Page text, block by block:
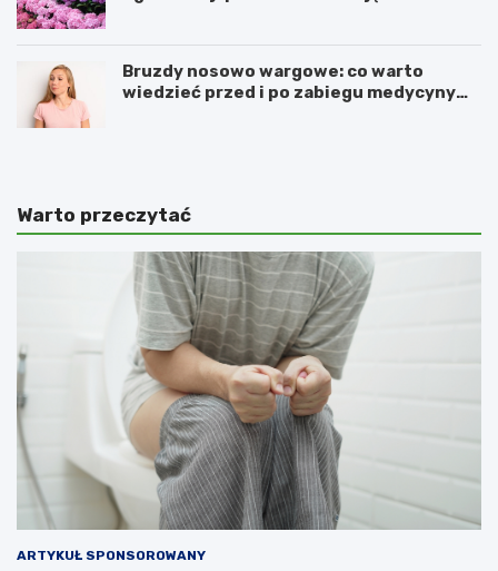
Bruzdy nosowo wargowe: co warto
wiedzieć przed i po zabiegu medycyny
Warto przeczytać
ARTYKUŁ SPONSOROWANY